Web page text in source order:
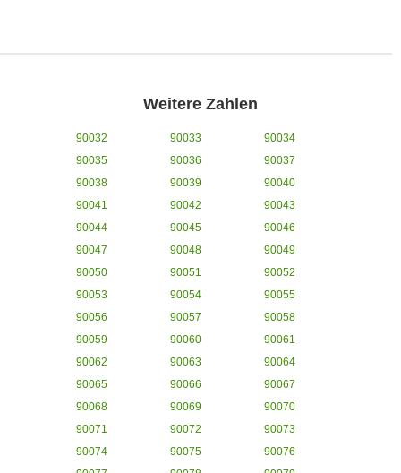
Weitere Zahlen
90032 90033
90034
90035
90036
90037
90038
90039
90040
90041
90042
90043
90044
90045
90046
90047
90048
90049
90050
90051
90052
90053
90054
90055
90056
90057
90058
90059
90060
90061
90062
90063
90064
90065
90066
90067
90068
90069
90070
90071
90072
90073
90074
90075
90076